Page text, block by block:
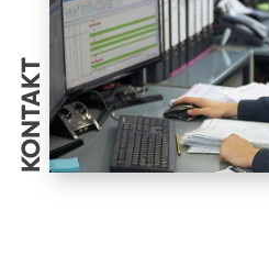
KONTAKT